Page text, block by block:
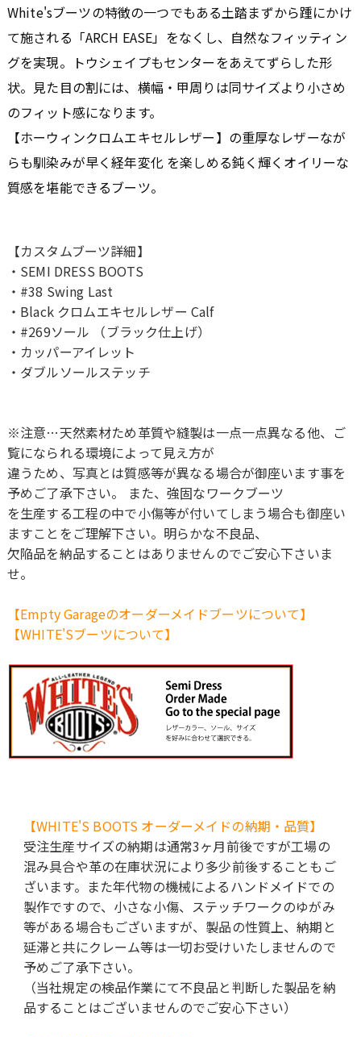
White'sブーツの特徴の一つでもある土踏まずから踵にかけ
て施される「ARCH EASE」をなくし、自然なフィッティン
グを実現。トウシェイプもセンターをあえてずらした形
状。見た目の割には、横幅・甲周りは同サイズより小さめ
のフィット感になります。
【ホーウィンクロムエキセルレザー】の重厚なレザーなが
らも馴染みが早く経年変化 を楽しめる鈍く輝くオイリーな
質感を堪能できるブーツ。
【カスタムブーツ詳細】
・SEMI DRESS BOOTS
・#38 Swing Last
・Black クロムエキセルレザー Calf
・#269ソール （ブラック仕上げ）
・カッパーアイレット
・ダブルソールステッチ
※注意…天然素材ため革質や縫製は一点一点異なる他、ご
覧になられる環境によって見え方が
違うため、写真とは質感等が異なる場合が御座います事を
予めご了承下さい。 また、強固なワークブーツ
を生産する工程の中で小傷等が付いてしまう場合も御座い
ますことをご理解下さい。明らかな不良品、
欠陥品を納品することはありませんのでご安心下さいま
せ。
【Empty Garageのオーダーメイドブーツについて】
【WHITE'Sブーツについて】
【WHITE'S BOOTS オーダーメイドの納期・品質】
受注生産サイズの納期は通常3ヶ月前後ですが工場の
混み具合や革の在庫状況により多少前後することもご
ざいます。また年代物の機械によるハンドメイドでの
製作ですので、小さな小傷、ステッチワークのゆがみ
等がある場合もございますが、製品の性質上、納期と
延滞と共にクレーム等は一切お受けいたしませんので
予めご了承下さい。
（当社規定の検品作業にて不良品と判断した製品を納
品することはございませんのでご安心下さい）